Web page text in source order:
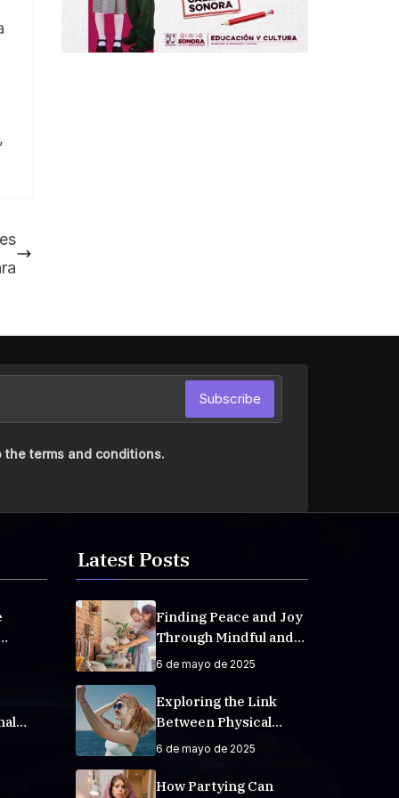
the terms and conditions.
Subscribe
Latest Posts
Finding Peace and Joy
Through Mindful and
Empathetic Practices
6 de mayo de 2025
Exploring the Link
Between Physical
Fitness and Mental
6 de mayo de 2025
How Partying Can